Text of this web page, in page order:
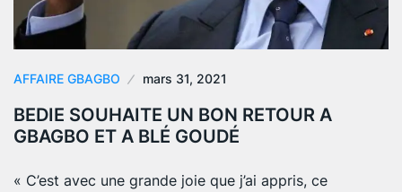
AFFAIRE GBAGBO mars 31, 2021
BEDIE SOUHAITE UN BON RETOUR A
GBAGBO ET A BLÉ GOUDÉ
« C’est avec une grande joie que j’ai appris, ce